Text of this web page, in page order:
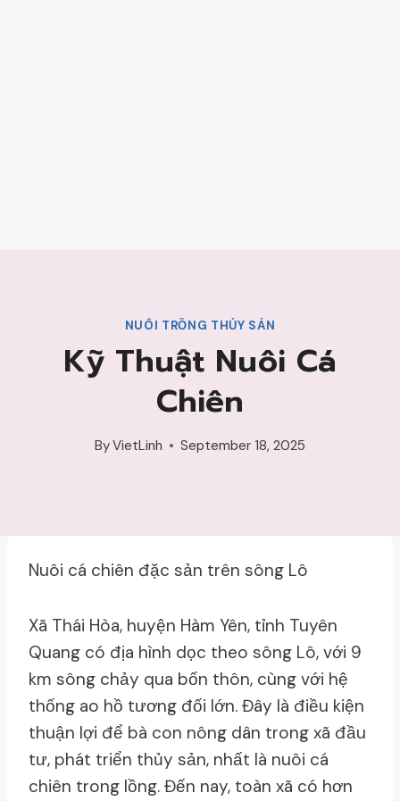
NUÔI TRỒNG THỦY SẢN
Kỹ Thuật Nuôi Cá
Chiên
ByVietLinh September 18, 2025
Nuôi cá chiên đặc sản trên sông Lô
Xã Thái Hòa, huyện Hàm Yên, tỉnh Tuyên
Quang có địa hình dọc theo sông Lô, với 9
km sông chảy qua bốn thôn, cùng với hệ
thống ao hồ tương đối lớn. Đây là điều kiện
thuận lợi để bà con nông dân trong xã đầu
tư, phát triển thủy sản, nhất là nuôi cá
chiên trong lồng. Đến nay, toàn xã có hơn